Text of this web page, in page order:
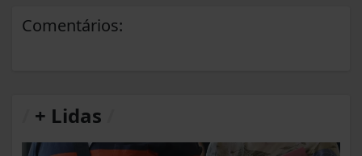
Comentários:
+ Lidas